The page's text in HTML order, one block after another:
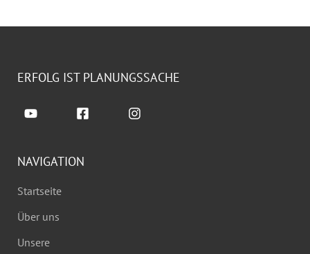
ERFOLG IST PLANUNGSSACHE
NAVIGATION
Startseite
Über uns
Unsere